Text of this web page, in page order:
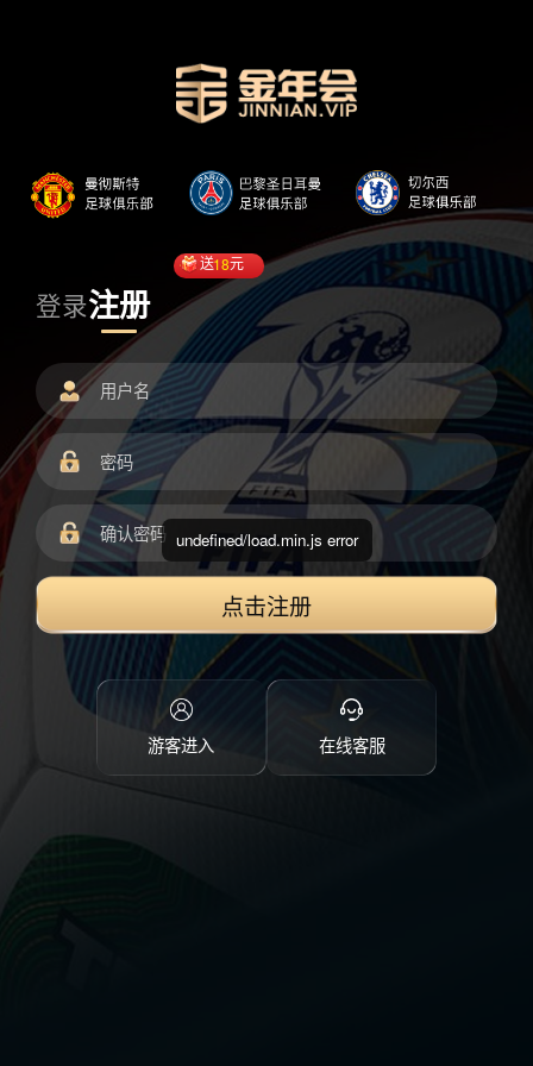
登录注册
送18元
点击注册
游客进入 在线客服
undefined/load.min.js error